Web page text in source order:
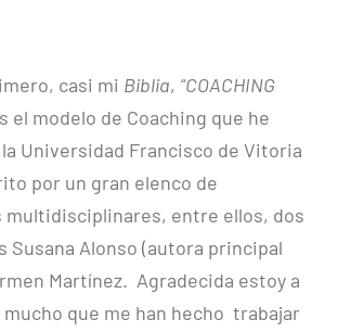
casi mi Biblia, “COACHING
el modelo de Coaching que he
Universidad Francisco de Vitoria
por un gran elenco de
multidisciplinares, entre ellos, dos
Susana Alonso (autora principal
Martínez. Agradecida estoy a
mucho que me han hecho trabajar